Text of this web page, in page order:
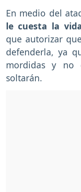
En medio del
le cuesta la
que autorizar
defenderla, ya
mordidas y no
soltarán.